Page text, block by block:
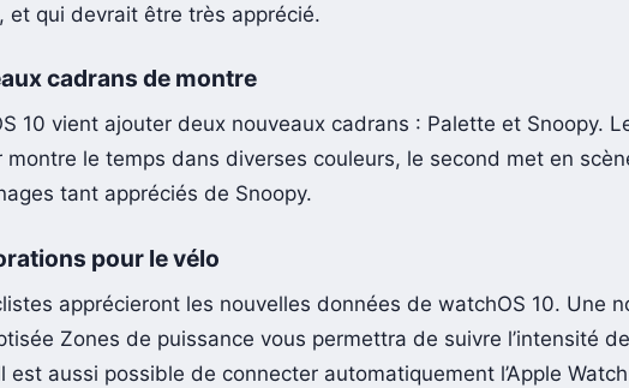
et qui devrait être très apprécié.
cadrans de montre
10 vient ajouter deux nouveaux cadrans : Palette et Snoopy.
montre le temps dans diverses couleurs, le second met en
tant appréciés de Snoopy.
pour le vélo
apprécieront les nouvelles données de watchOS 10. Une
Zones de puissance vous permettra de suivre l’intensité
est aussi possible de connecter automatiquement l’Apple